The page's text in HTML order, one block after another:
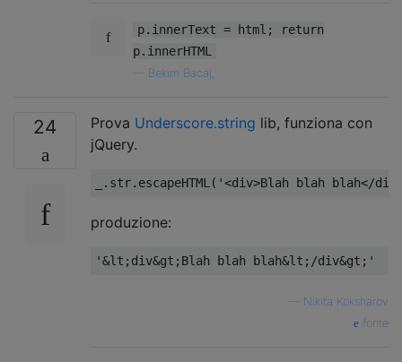
p.innerText = html; return
p.innerHTML
Bekim Bacaj,
24 Prova Underscore.string lib, funziona con
jQuery.
. str. escapeHTML ( '<div>Blah blah blah</
produzione:
'&lt;div&gt;Blah blah blah&lt;/div&gt;'
Nikita Koksharov
fonte